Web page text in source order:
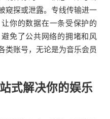
窥探或泄露。专线传输进一
你的数据在一条受保护的
免了公共网络的拥堵和风
类账号，无论是为音乐会员
式解决你的娱乐